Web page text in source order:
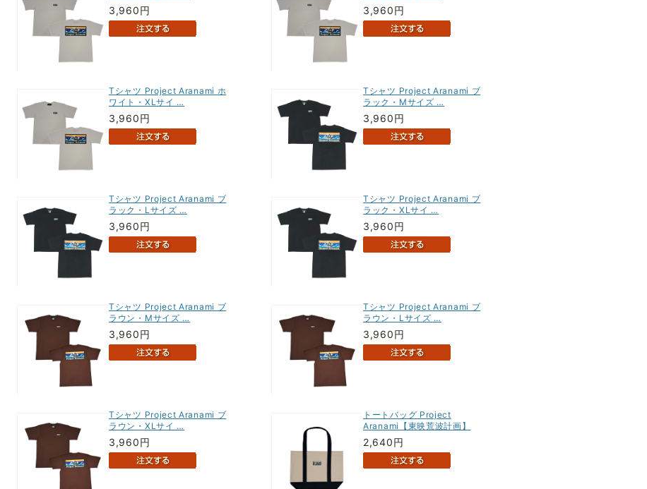
3,960円 3,960円
Tシャツ Project Aranami ホ
ワイト・XLサイ …
3,960円
Tシャツ Project Aranami ブ
ラック・Mサイズ …
3,960円
Tシャツ Project Aranami ブ
ラック・Lサイズ …
3,960円
Tシャツ Project Aranami ブ
ラック・XLサイ …
3,960円
Tシャツ Project Aranami ブ
ラウン・Mサイズ …
3,960円
Tシャツ Project Aranami ブ
ラウン・Lサイズ …
3,960円
Tシャツ Project Aranami ブ
ラウン・XLサイ …
3,960円
トートバッグ Project
Aranami【東映荒波計画】
2,640円